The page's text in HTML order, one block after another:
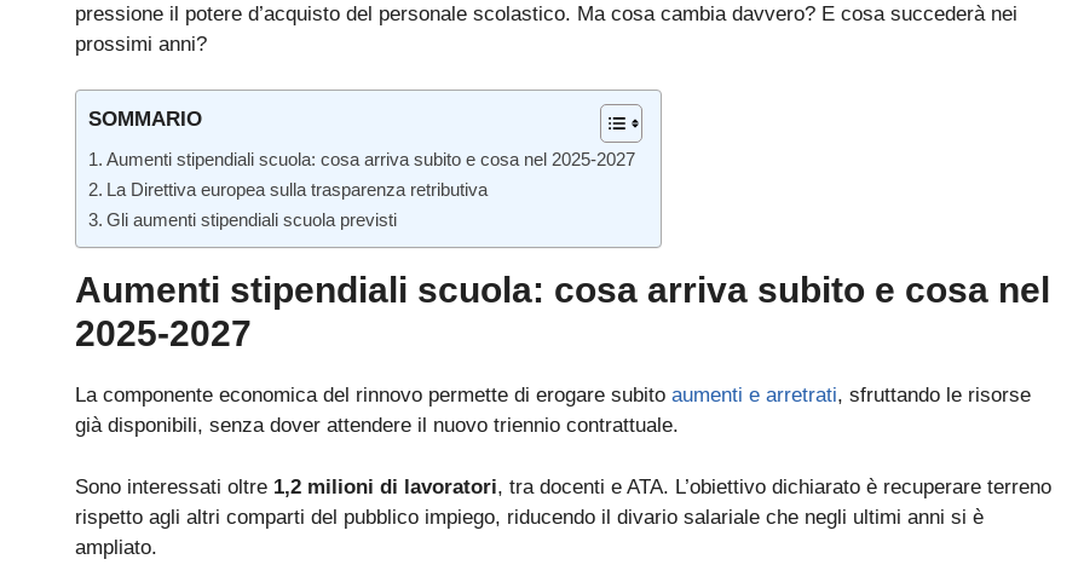
pressione il potere d’acquisto del personale scolastico. Ma cosa cambia davvero? E cosa succederà nei
prossimi anni?
SOMMARIO
Aumenti stipendiali scuola: cosa arriva subito e cosa nel 2025-2027
La Direttiva europea sulla trasparenza retributiva
Gli aumenti stipendiali scuola previsti
Aumenti stipendiali scuola: cosa arriva subito e cosa nel
2025-2027
La componente economica del rinnovo permette di erogare subito aumenti e arretrati, sfruttando le risorse
già disponibili, senza dover attendere il nuovo triennio contrattuale.
Sono interessati oltre 1,2 milioni di lavoratori, tra docenti e ATA. L’obiettivo dichiarato è recuperare terreno
rispetto agli altri comparti del pubblico impiego, riducendo il divario salariale che negli ultimi anni si è
ampliato.
Bando ATA 2027: come arrivare con il MASSIMO PUNTEGGIO
La nuova classificazione CCNL 2019-2021 (4 aree, nuovi